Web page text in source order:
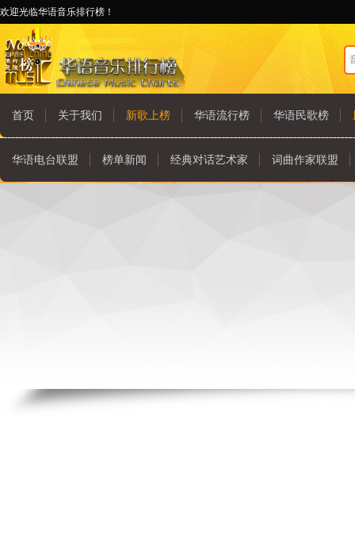
欢迎光临华语音乐排行榜！
首页 关于我们 新歌上榜 华语流行榜 华语民歌榜
华语电台联盟 榜单新闻 经典对话艺术家 词曲作家联盟